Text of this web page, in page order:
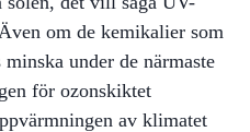
om de kemikalier som
under de närmaste
för ozonskiktet
av klimatet